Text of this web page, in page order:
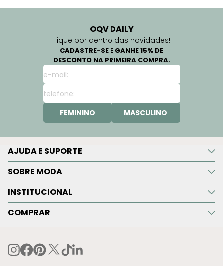
OQV DAILY
Fique por dentro das novidades!
CADASTRE-SE E GANHE 15% DE
DESCONTO NA PRIMEIRA COMPRA.
FEMININO MASCULINO
AJUDA E SUPORTE
SOBRE MODA
INSTITUCIONAL
COMPRAR